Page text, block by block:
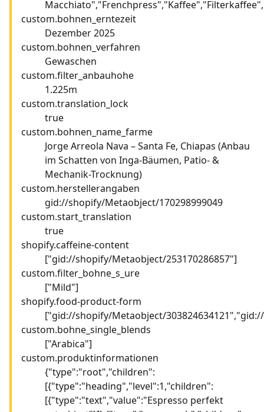
custom.bohnen_erntezeit
Dezember 2025
custom.bohnen_verfahren
Gewaschen
custom.filter_anbauhohe
1.225m
custom.translation_lock
true
custom.bohnen_name_farme
Jorge Arreola Nava – Santa Fe, Chiapas (Anbau
im Schatten von Inga-Bäumen, Patio- &
Mechanik-Trocknung)
custom.herstellerangaben
gid://shopify/Metaobject/170298999049
custom.start_translation
true
shopify.caffeine-content
["gid://shopify/Metaobject/253170286857"]
custom.filter_bohne_s_ure
["Mild"]
shopify.food-product-form
["gid://shopify/Metaobject/
custom.bohne_single_blends
["Arabica"]
custom.produktinformationen
{"type":"root","children":
[{"type":"heading","level":1,"children":
[{"type":"text","value":"Espresso perfekt